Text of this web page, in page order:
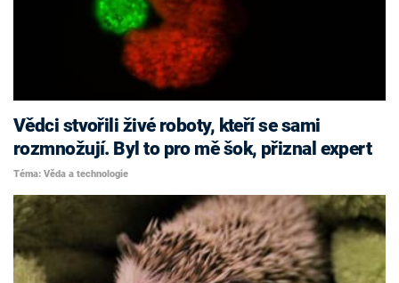
Vědci stvořili živé roboty, kteří se sami
rozmnožují. Byl to pro mě šok, přiznal expert
Téma: Věda a technologie